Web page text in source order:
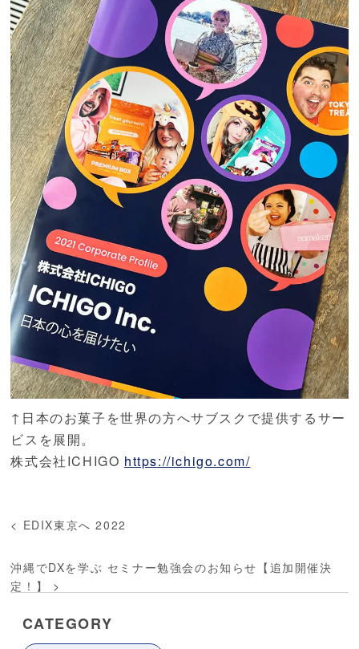
↑日本のお菓子を世界の方へサブスクで提供するサー
ビスを展開。
株式会社ICHIGO https://ichigo.com/
< EDIX東京へ 2022
沖縄でDXを学ぶ セミナー勉強会のお知らせ【追加開催決
定！】
>
CATEGORY